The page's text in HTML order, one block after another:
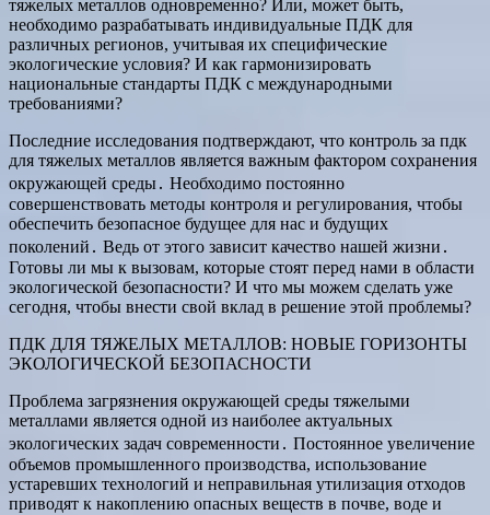
тяжелых металлов одновременно? Или, может быть,
необходимо разрабатывать индивидуальные ПДК для
различных регионов, учитывая их специфические
экологические условия? И как гармонизировать
национальные стандарты ПДК с международными
требованиями?
Последние исследования подтверждают, что контроль за пдк
для тяжелых металлов является важным фактором сохранения
окружающей среды․ Необходимо постоянно
совершенствовать методы контроля и регулирования, чтобы
обеспечить безопасное будущее для нас и будущих
поколений․ Ведь от этого зависит качество нашей жизни․
Готовы ли мы к вызовам, которые стоят перед нами в области
экологической безопасности? И что мы можем сделать уже
сегодня, чтобы внести свой вклад в решение этой проблемы?
ПДК ДЛЯ ТЯЖЕЛЫХ МЕТАЛЛОВ: НОВЫЕ ГОРИЗОНТЫ
ЭКОЛОГИЧЕСКОЙ БЕЗОПАСНОСТИ
Проблема загрязнения окружающей среды тяжелыми
металлами является одной из наиболее актуальных
экологических задач современности․ Постоянное увеличение
объемов промышленного производства, использование
устаревших технологий и неправильная утилизация отходов
приводят к накоплению опасных веществ в почве, воде и